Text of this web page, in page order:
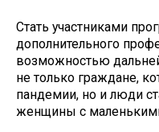
Стать участниками
дополнительного
возможностью
не только граждане,
пандемии, но и люди
женщины с